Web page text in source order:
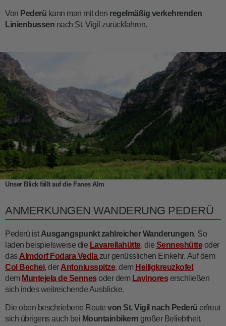
Von Pederü kann man mit den regelmäßig verkehrenden
Linienbussen nach St. Vigil zurückfahren.
Unser Blick fällt auf die Fanes Alm
ANMERKUNGEN WANDERUNG PEDERÜ
Pederü ist Ausgangspunkt zahlreicher Wanderungen. So
laden beispielsweise die Lavarellahütte, die Senneshütteoder
das Almdorf Fodara Vedla zur genüsslichen Einkehr. Auf dem
Col Bechei, der Antoniusspitze, dem Heiligkreuzkofel ,
dem Muntejela de Sennesoder dem Lavinoreserschließen
sich indes weitreichende Ausblicke.
Die oben beschriebene Route von St. Vigil nach Pederü erfreut
sich übrigens auch bei Mountainbikern großer Beliebtheit.